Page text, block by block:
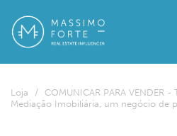
Loja /
COMUNICAR PARA VENDER
Mediação Imobiliária, um negócio de